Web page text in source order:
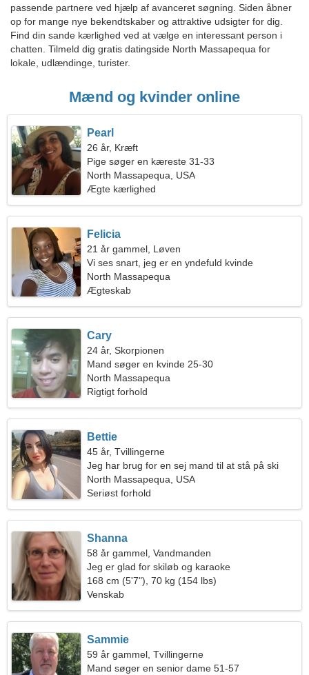
passende partnere ved hjælp af avanceret søgning. Siden åbner
op for mange nye bekendtskaber og attraktive udsigter for dig.
Find din sande kærlighed ved at vælge en interessant person i
chatten. Tilmeld dig gratis datingside North Massapequa for
lokale, udlændinge, turister.
Mænd og kvinder online
Pearl
26 år, Kræft
Pige søger en kæreste 31-33
North Massapequa, USA
Ægte kærlighed
Felicia
21 år gammel, Løven
Vi ses snart, jeg er en yndefuld kvinde
North Massapequa
Ægteskab
Cary
24 år, Skorpionen
Mand søger en kvinde 25-30
North Massapequa
Rigtigt forhold
Bettie
45 år, Tvillingerne
Jeg har brug for en sej mand til at stå på ski
sammen
North Massapequa, USA
Seriøst forhold
Shanna
58 år gammel, Vandmanden
Jeg er glad for skiløb og karaoke
168 cm (5'7"), 70 kg (154 lbs)
Venskab
Sammie
59 år gammel, Tvillingerne
Mand søger en senior dame 51-57